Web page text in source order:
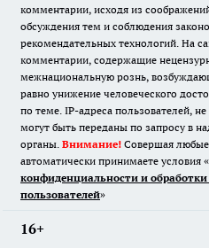
комментарии, исходя из
обсуждения тем и соблюдения
рекомендательных технологий. На
комментарии, содержащие
межнациональную рознь,
равно унижение человеческого
по теме. IP-адреса пользователей,
могут быть переданы по запросу в
органы. Внимание! Совершая любые
автоматически принимаете условия «
конфиденциальности и
пользователей»
16+